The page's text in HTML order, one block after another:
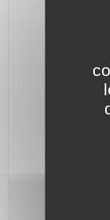
Grain
Prix :
Grain